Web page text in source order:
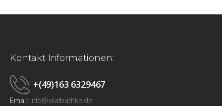
Kontakt Informationen:
+(49)163 6329467
Email: info@olafbathke.de